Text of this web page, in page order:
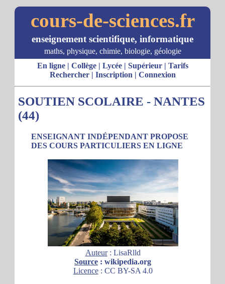
cours-de-sciences.fr
enseignement scientifique, informatique
maths, physique, chimie, biologie, géologie
En ligne| Collège| Lycée| Supérieur| Tarifs
Rechercher| Inscription | Connexion
SOUTIEN SCOLAIRE - NANTES
(44)
ENSEIGNANT INDÉPENDANT PROPOSE
DES COURS PARTICULIERS EN LIGNE
Auteur: LisaRlld
Source : wikipedia.org
Licence: CC BY-SA 4.0